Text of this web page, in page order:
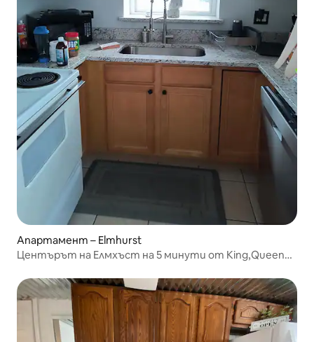
Апартамент – Elmhurst
Центърът на Елмхъст на 5 минути от King,Queen